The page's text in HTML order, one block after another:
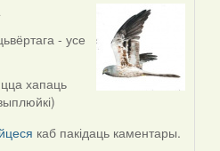
- усе
хапаць
каб пакідаць каментары.